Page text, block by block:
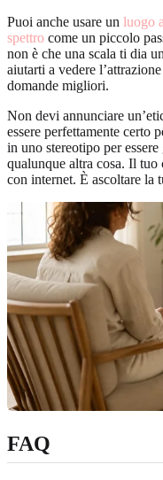
Puoi anche usare un luogo
spettro come un piccolo
non è che una scala ti dia
aiutarti a vedere
domande migliori.
Non devi annunciare
essere perfettamente certo
in uno stereotipo per
qualunque altra cosa. Il
con internet. È ascoltare la
FAQ